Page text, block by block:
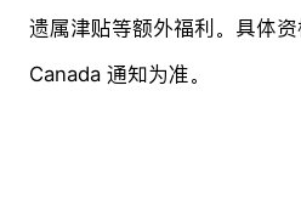
遗属津贴等额外福利。具体
Canada 通知为准。